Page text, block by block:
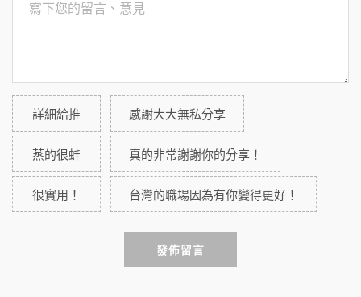
詳細給推 感謝大大無私分享
蒸的很蚌 真的非常謝謝你的分享！
很實用！ 台灣的職場因為有你變得更好！
發佈留言